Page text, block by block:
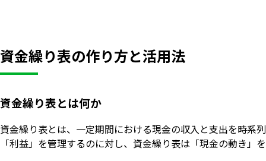
資金繰り表の作り方と活用法
資金繰り表とは何か
資金繰り表とは、一定期間における現金の収入と支出を時系
「利益」を管理するのに対し、資金繰り表は「現金の動き」